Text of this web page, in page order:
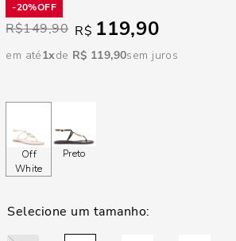
20%
R$149,90 R$ 119,90
em até1 R$ 119,90sem juros
Off
White
Preto